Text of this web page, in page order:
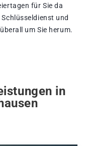
für Sie da
und
um Sie herum.
in